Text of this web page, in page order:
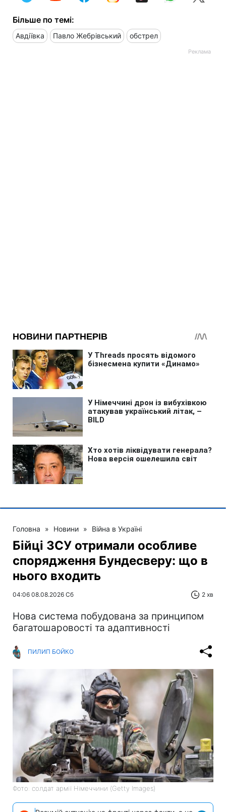
Більше по темі:
Авдіївка Павло Жебрівський обстрел
Головна » Новини » Війна в Україні
Бійці ЗСУ отримали особливе
спорядження Бундесверу: що в
нього входить
04:06 08.08.2026 Сб 2 хв
Нова система побудована за принципом
багатошаровості та адаптивності
ПИЛИП БОЙКО
Фото: солдат армії Німеччини (Getty Images)